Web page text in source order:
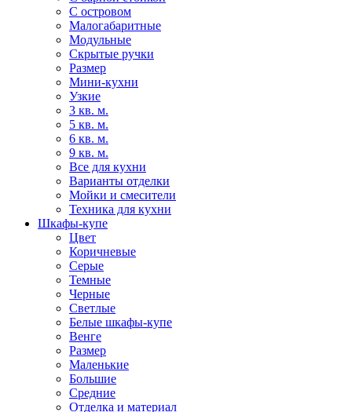
С островом
Малогабаритные
Модульные
Скрытые ручки
Размер
Мини-кухни
Узкие
3 кв. м.
5 кв. м.
6 кв. м.
9 кв. м.
Все для кухни
Варианты отделки
Мойки и смесители
Техника для кухни
Шкафы-купе
Цвет
Коричневые
Серые
Темные
Черные
Светлые
Белые шкафы-купе
Венге
Размер
Маленькие
Большие
Средние
Отделка и материал